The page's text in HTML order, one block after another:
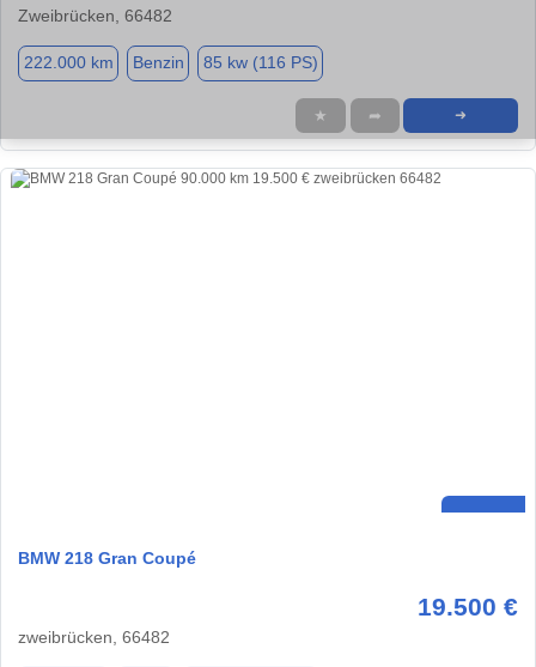
Zweibrücken, 66482
222.000 km Benzin 85 kw (116 PS)
★ ➦ ➜
BMW 218 Gran Coupé
19.500 €
zweibrücken, 66482